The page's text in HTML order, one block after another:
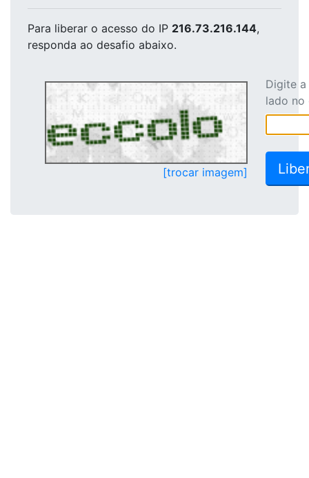
Para liberar o acesso do IP 216.73.216.144,
responda ao desafio abaixo.
[trocar imagem]
Digite
lado no